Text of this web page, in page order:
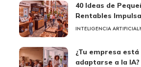
40 Ideas de
Rentables
INTELIGENCIA ARTIFICIAL
¿Tu empresa
adaptarse a la IA?